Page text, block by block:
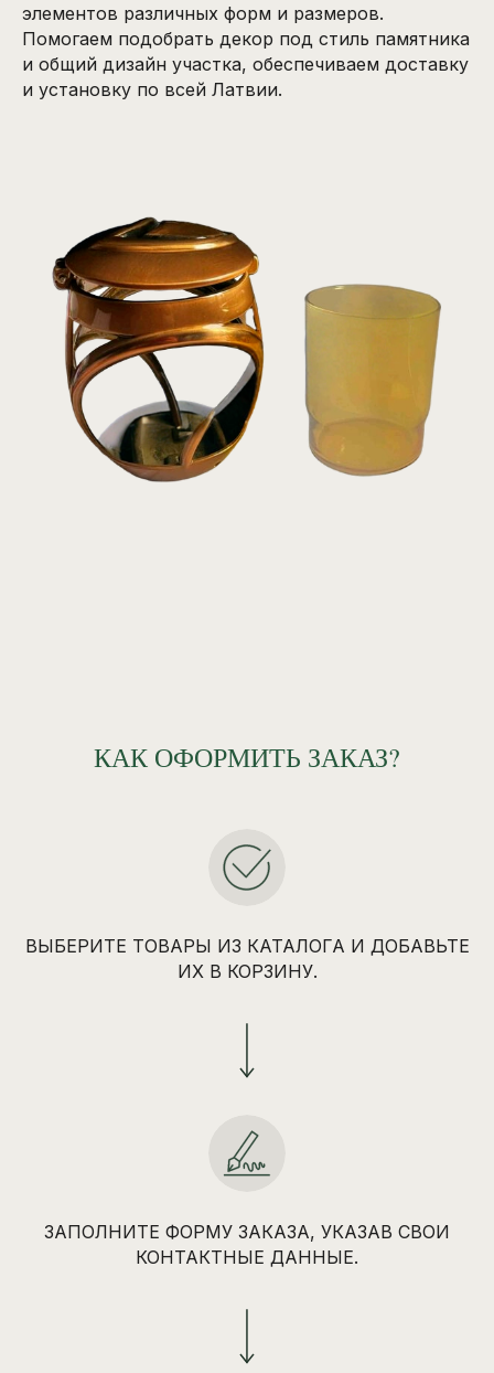
элементов различных форм и размеров.
Помогаем подобрать декор под стиль памятника
и общий дизайн участка, обеспечиваем доставку
и установку по всей Латвии.
КАК ОФОРМИТЬ ЗАКАЗ?
ВЫБЕРИТЕ ТОВАРЫ ИЗ КАТАЛОГА И ДОБАВЬТЕ
ИХ В КОРЗИНУ.
ЗАПОЛНИТЕ ФОРМУ ЗАКАЗА, УКАЗАВ СВОИ
КОНТАКТНЫЕ ДАННЫЕ.